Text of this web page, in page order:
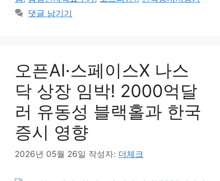
댓글 남기기
오픈AI·스페이스X 나스
닥 상장 임박! 2000억달
러 유동성 블랙홀과 한국
증시 영향
2026년 05월 26일 작성자: 더체크